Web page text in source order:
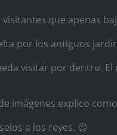
que apenas
por los antiguos
visitar por dentro. El
imágenes explico
a los reyes. 😉